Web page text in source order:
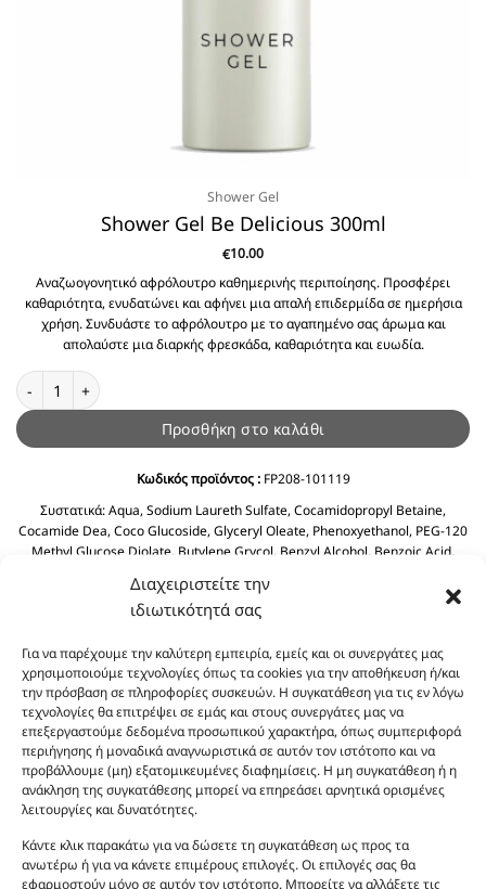
Διαχειριστείτε την
ιδιωτικότητά σας
Για να παρέχουμε την καλύτερη εμπειρία, εμείς και οι συνεργάτες μας
χρησιμοποιούμε τεχνολογίες όπως τα cookies για την αποθήκευση ή/και
την πρόσβαση σε πληροφορίες συσκευών. Η συγκατάθεση για τις εν λόγω
τεχνολογίες θα επιτρέψει σε εμάς και στους συνεργάτες μας να
επεξεργαστούμε δεδομένα προσωπικού χαρακτήρα, όπως συμπεριφορά
περιήγησης ή μοναδικά αναγνωριστικά σε αυτόν τον ιστότοπο και να
προβάλλουμε (μη) εξατομικευμένες διαφημίσεις. Η μη συγκατάθεση ή η
ανάκληση της συγκατάθεσης μπορεί να επηρεάσει αρνητικά ορισμένες
λειτουργίες και δυνατότητες.
Κάντε κλικ παρακάτω για να δώσετε τη συγκατάθεση ως προς τα
ανωτέρω ή για να κάνετε επιμέρους επιλογές. Οι επιλογές σας θα
εφαρμοστούν μόνο σε αυτόν τον ιστότοπο. Μπορείτε να αλλάξετε τις
Shower Gel
Shower Gel Be Delicious 300ml
€10.00
Αναζωογονητικό αφρόλουτρο καθημερινής περιποίησης. Προσφέρει
καθαριότητα, ενυδατώνει και αφήνει μια απαλή επιδερμίδα σε ημερήσια
χρήση. Συνδυάστε το αφρόλουτρο με το αγαπημένο σας άρωμα και
απολαύστε μια διαρκής φρεσκάδα, καθαριότητα και ευωδία.
Shower Gel Be Delicious 300ml ποσότητα
Προσθήκη στο καλάθι
Κωδικός προϊόντος :FP208-101119
Συστατικά:Aqua, Sodium Laureth Sulfate, Cocamidopropyl Betaine,
Cocamide Dea, Coco Glucoside, Glyceryl Oleate, Phenoxyethanol, PEG-120
Methyl Glucose Diolate, Butylene Grycol, Benzyl Alcohol, Benzoic Acid,
Europaea (Olive) Fruit Olive Oil, Sodium Benzoate, Sodium Sulfate, Citric
Acid.
Οι φωτογραφίες των προϊόντων είναι ενδεικτικές
και δεν είναι προς πώληση το εικονιζόμενο προϊόν.
Σκοπός τους είναι η διευκόλυνση της επιλογής σας.
Σε καμία περίπτωση δεν αντιστοιχούν στα